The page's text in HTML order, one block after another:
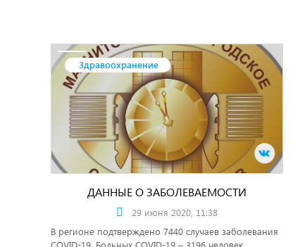
Здравоохранение
ДАННЫЕ О ЗАБОЛЕВАЕМОСТИ
29 июня 2020, 11:38
В регионе подтверждено 7440 случаев заболевания
COVID-19. Больных COVID-19 – 3196 человек.